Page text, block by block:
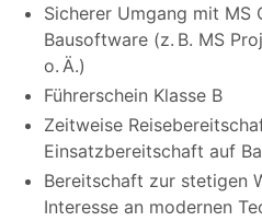
Sicherer Umgang mit MS
Bausoftware (z. B. MS
o. Ä.)
Führerschein Klasse B
Zeitweise
Einsatzbereitschaft auf
Bereitschaft zur stetigen
Interesse an modernen